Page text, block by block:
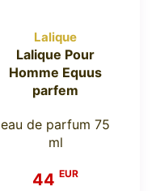
Lalique
Lalique Pour
Homme Equus
parfem
eau de parfum 75
ml
44 EUR